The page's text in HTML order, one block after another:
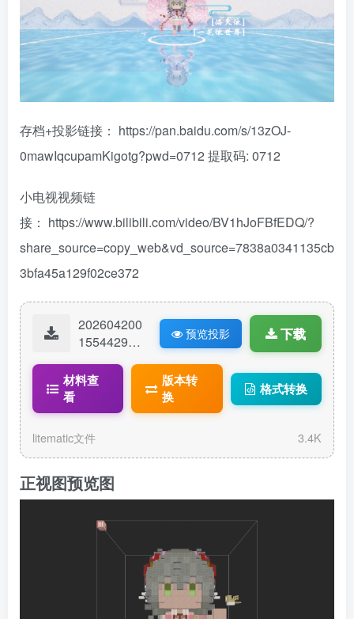
存档+投影链接： https://pan.baidu.com/s/13zOJ-
0mawIqcupamKigotg?pwd=0712 提取码: 0712
小电视视频链
接： https://www.bilibili.com/video/BV1hJoFBfEDQ/?
share_source=copy_web&vd_source=7838a0341135cb
3bfa45a129f02ce372
202604200
15544298-
天依一花依
ematic
预览投影 下载
材料查
看
版本转
换
格式转换
litematic文件 3.4K
正视图预览图